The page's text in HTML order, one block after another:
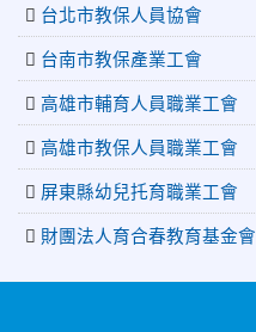
台北市教保人員協會
台南市教保產業工會
高雄市輔育人員職業工會
高雄市教保人員職業工會
屏東縣幼兒托育職業工會
財團法人育合春教育基金會